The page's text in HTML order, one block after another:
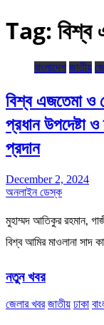
Tag: বিশ্ব
বাংলাদেশ জাতীয়
বিশ্ব এজতেমা ও
প্রধান উপদেষ্টা ও
প্রদান
December 2, 2024
অনলাইন ডেস্ক
মুহাম্মদ আতিকুর রহমান,
বিশ্ব আমির মাওলানা সাদ
নতুন খবর
জেলার খবর জাতীয় ঢাকা